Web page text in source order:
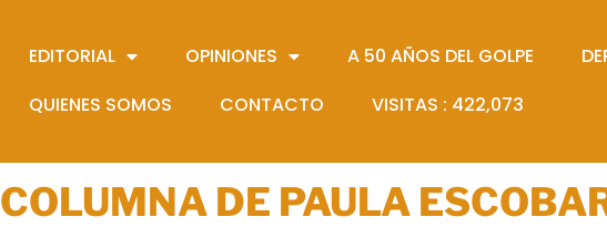
EDITORIAL OPINIONES A 50 AÑOS DEL GOLPE
QUIENES SOMOS
CONTACTO VISITAS : 422,073
COLUMNA DE PAULA